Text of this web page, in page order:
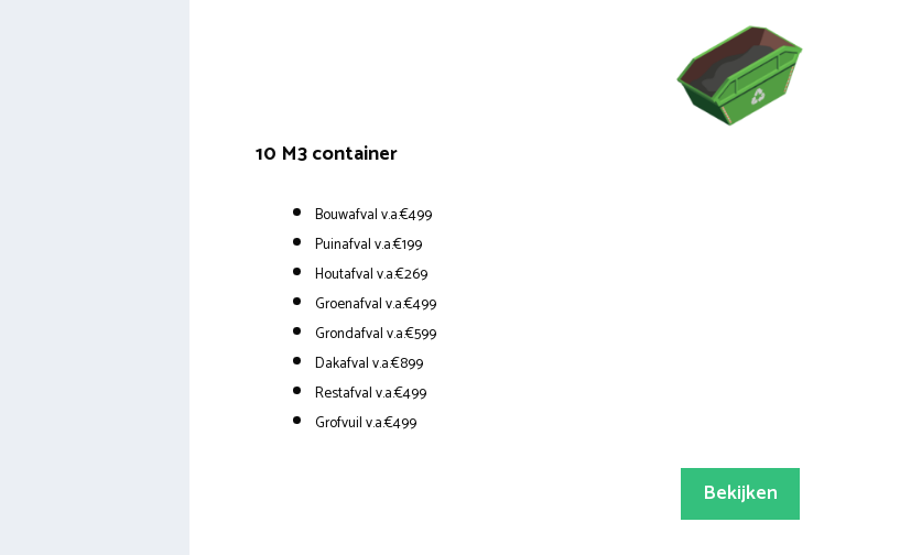
10 M3 container
Bouwafval v.a.€499
Puinafval v.a.€199
Houtafval v.a.€269
Groenafval v.a.€499
Grondafval v.a.€599
Dakafval v.a.€899
Restafval v.a.€499
Grofvuil v.a.€499
Bekijken